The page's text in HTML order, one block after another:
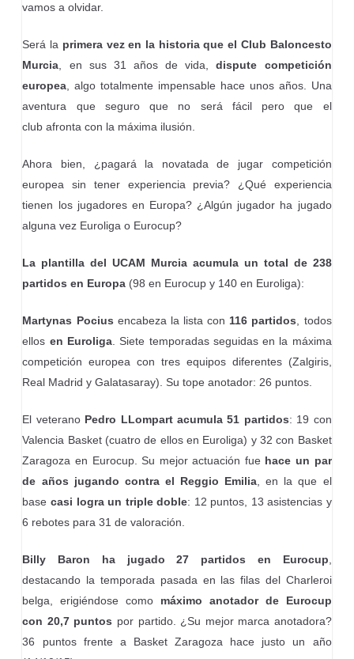
vamos a olvidar.
Será la primera vez en la historia que el Club Baloncesto
Murcia , en sus 31 años de vida,
dispute competición
europea , algo totalmente impensable hace unos años. Una
aventura que seguro que no será fácil pero que el
club afronta con la máxima ilusión.
Ahora bien, ¿pagará la novatada de jugar competición
europea sin tener experiencia previa? ¿Qué experiencia
tienen los jugadores en Europa? ¿Algún jugador ha jugado
alguna vez Euroliga o Eurocup?
La plantilla del UCAM Murcia acumula un total de 238
partidos en Europa (98 en Eurocup y 140 en Euroliga):
Martynas Pocius encabeza la lista con 116 partidos , todos
ellos en Euroliga . Siete temporadas seguidas en la máxima
competición europea con tres equipos diferentes (Zalgiris,
Real Madrid y Galatasaray). Su tope anotador: 26 puntos.
El veterano Pedro LLompart acumula 51 partidos: 19 con
Valencia Basket (cuatro de ellos en Euroliga) y 32 con Basket
Zaragoza en Eurocup. Su mejor actuación fue hace un par
de años jugando contra el Reggio Emilia , en la que el
base casi logra un triple doble: 12 puntos, 13 asistencias y
6 rebotes para 31 de valoración.
Billy Baron ha jugado 27 partidos en Eurocup
destacando la temporada pasada en las filas del Charleroi
belga, erigiéndose como máximo anotador de Eurocup
con 20,7 puntos por partido. ¿Su mejor marca anotadora?
36 puntos frente a Basket Zaragoza hace justo un año